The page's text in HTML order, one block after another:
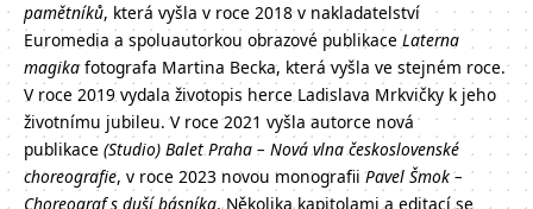
pamětníků, která vyšla v roce 2018 v nakladatelství
Euromedia a spoluautorkou obrazové publikace Laterna
magikafotografa Martina Becka, která vyšla ve stejném roce.
V roce 2019 vydala životopis herce Ladislava Mrkvičky k jeho
životnímu jubileu. V roce 2021 vyšla autorce nová
publikace (Studio) Balet Praha – Nová vlna československé
choreografie, v roce 2023 novou monografiiPavel Šmok –
Choreograf s duší básníka. Několika kapitolami a editací se